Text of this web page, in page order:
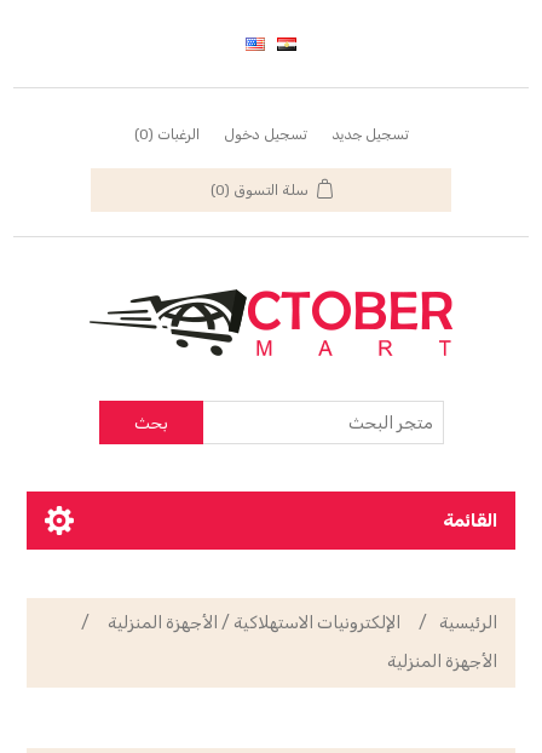
تسجيل جديد تسجيل دخول الرغبات (0)
سلة التسوق (0)
بحث
القائمة
الرئيسية / الإلكترونيات الاستهلاكية / الأجهزة المنزلية
/
الأجهزة المنزلية